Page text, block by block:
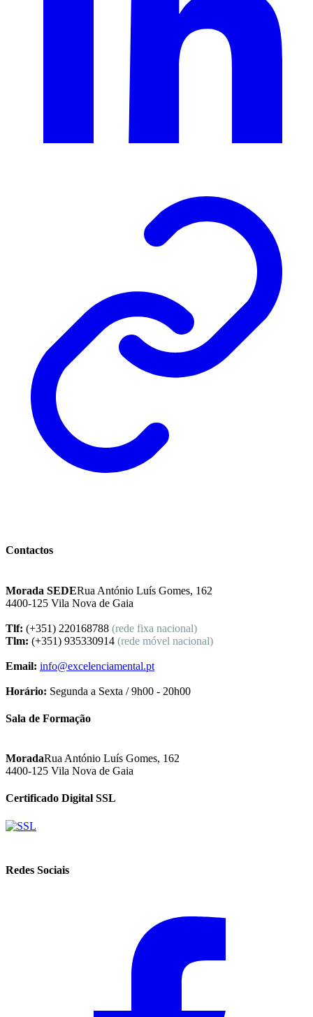
Contactos
Morada SEDERua António Luís Gomes, 162
4400-125 Vila Nova de Gaia
Tlf: (+351) 220168788 (rede fixa nacional)
Tlm: (+351) 935330914 (rede móvel nacional)
Email: info@excelenciamental.pt
Horário: Segunda a Sexta / 9h00 - 20h00
Sala de Formação
MoradaRua António Luís Gomes, 162
4400-125 Vila Nova de Gaia
Certificado Digital SSL
Redes Sociais